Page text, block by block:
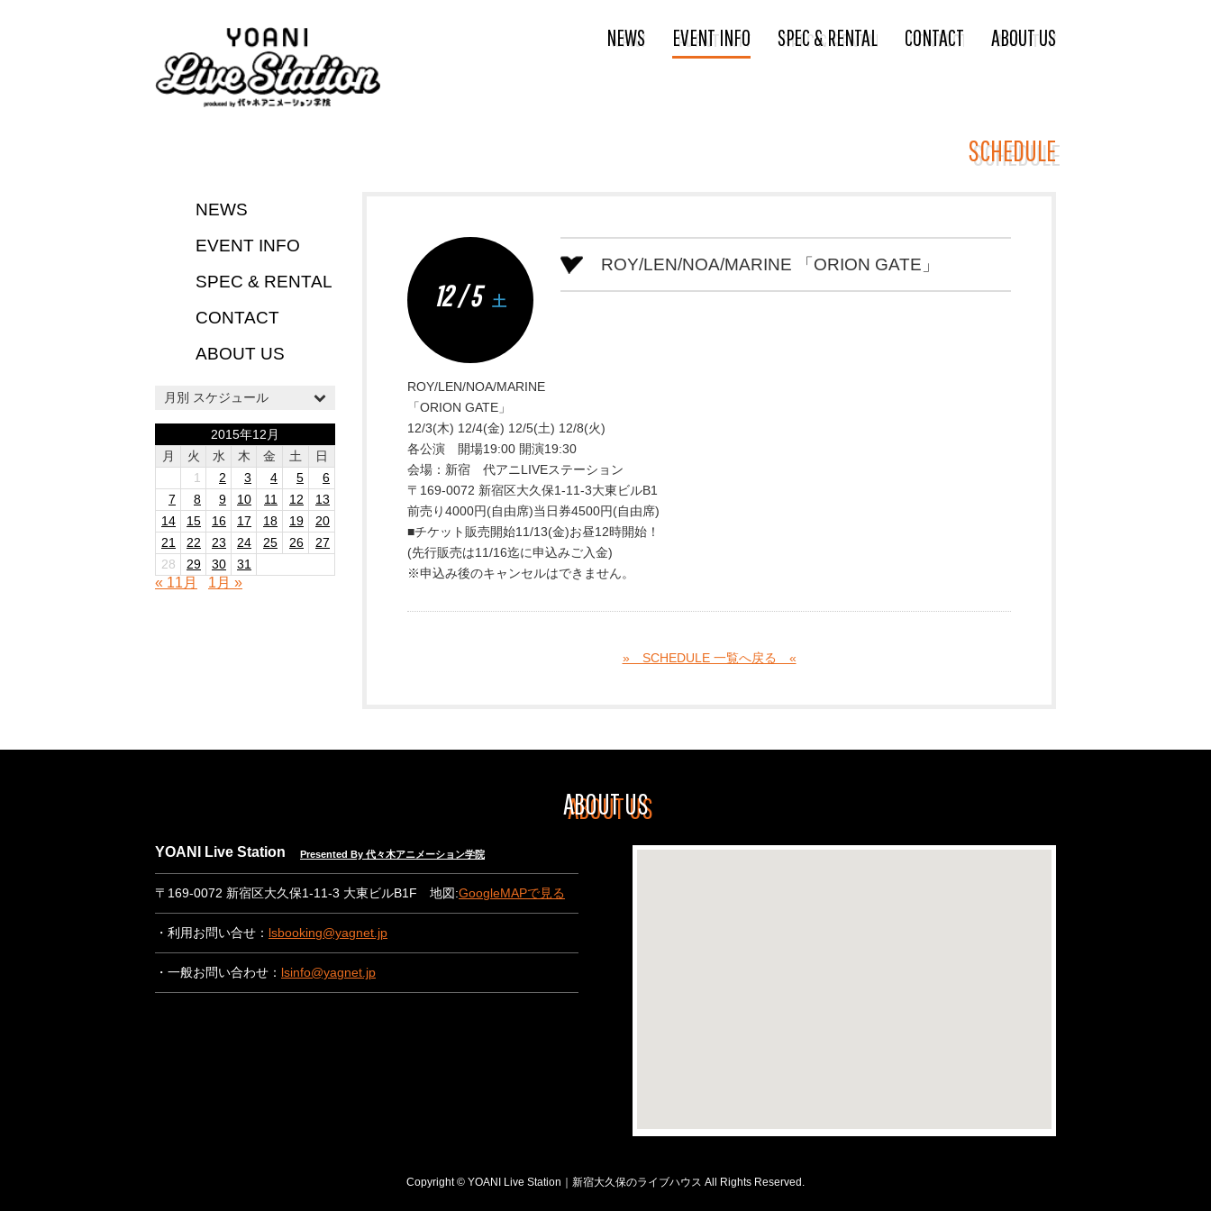
NEWS EVENT INFO SPEC & RENTAL CONTACT ABOUT US
SCHEDULE
NEWS
EVENT INFO
SPEC & RENTAL
CONTACT
ABOUT US
月別 スケジュール
2015年12月
月
火 水 木 金 土
日
1
2 3 4 5
6
7
8 9 10 11 12
13
14
15 16 17 18 19
20
21
22 23 24 25 26
27
28
29 30 31
« 11月 1月 »
12 / 5 土
ROY/LEN/NOA/MARINE 「ORION GATE」
ROY/LEN/NOA/MARINE
「ORION GATE」
12/3(木) 12/4(金) 12/5(土) 12/8(火)
各公演 開場19:00 開演19:30
会場：新宿 代アニLIVEステーション
〒169-0072 新宿区大久保1-11-3大東ビルB1
前売り4000円(自由席)当日券4500円(自由席)
■チケット販売開始11/13(金)お昼12時開始！
(先行販売は11/16迄に申込みご入金)
※申込み後のキャンセルはできません。
» SCHEDULE 一覧へ戻る «
ABOUT US
YOANI Live Station Presented By 代々木アニメーション学院
〒169-0072 新宿区大久保1-11-3 大東ビルB1F 地図:GoogleMAPで見る
・利用お問い合せ： lsbooking@yagnet.jp
・一般お問い合わせ： lsinfo@yagnet.jp
Copyright © YOANI Live Station｜新宿大久保のライブハウス All Rights Reserved.